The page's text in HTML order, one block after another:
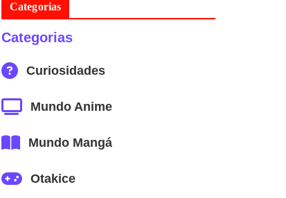
Categorias
Categorias
Curiosidades
Mundo Anime
Mundo Mangá
Otakice